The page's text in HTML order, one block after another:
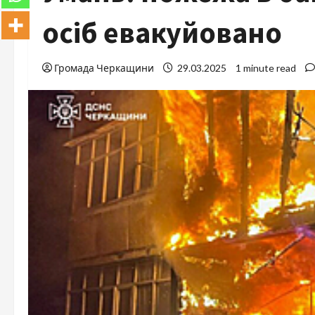
осіб евакуйовано
Громада Черкащини 29.03.2025 1 minute read